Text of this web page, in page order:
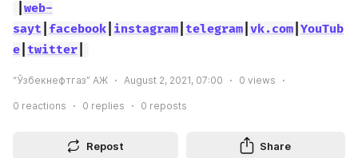
web-
sayt facebook instagram telegram vk.com YouTub
e twitter
“Ўзбекнефтгаз” АЖ August 2, 2021, 07:00 0 views
0 reactions 0 replies 0 reposts
Repost Share